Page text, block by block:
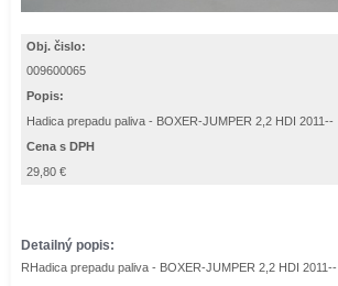
Obj. čislo:
009600065
Popis:
Hadica prepadu paliva - BOXER-JUMPER 2,2 HDI 2011--
Cena s DPH
29,80 €
Detailný popis:
RHadica prepadu paliva - BOXER-JUMPER 2,2 HDI 2011--